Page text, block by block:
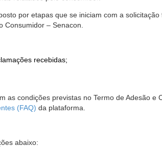
por etapas que se iniciam com a
Consumidor – Senacon.
recebidas;
as condições previstas no Termo de Adesão
(FAQ) da plataforma.
abaixo: